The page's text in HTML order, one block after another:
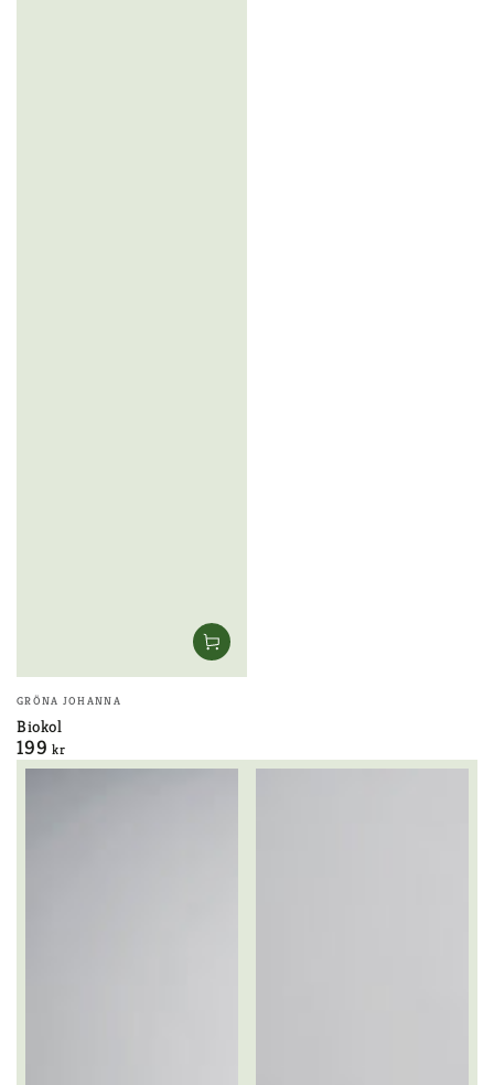
Säljare:
GRÖNA JOHANNA
Biokol
Ordinarie
pris
199 kr